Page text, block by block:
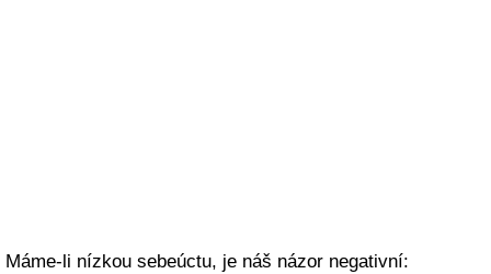
Máme-li nízkou sebeúctu, je náš názor negativní: